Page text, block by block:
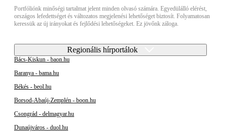
Portfóliónk minőségi tartalmat jelent minden olvasó számára. Egyedülálló elérést,
országos lefedettséget és változatos megjelenési lehetőséget biztosít. Folyamatosan
keressük az új irányokat és fejlődési lehetőségeket. Ez jövőnk záloga.
Regionális hírportálok
Bács-Kiskun - baon.hu
Baranya - bama.hu
Békés - beol.hu
Borsod-Abaúj-Zemplén - boon.hu
Csongrád - delmagyar.hu
Dunaújváros - duol.hu